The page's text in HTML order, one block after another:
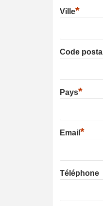
Ville*
Code postal
Pays*
Email *
Téléphone